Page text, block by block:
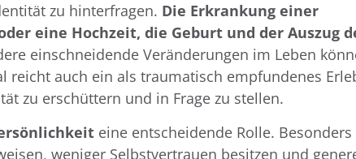
zu hinterfragen. Die Erkrankung einer
eine Hochzeit, die Geburt und der Auszug
einschneidende Veränderungen im Leben
reicht auch ein als traumatisch empfundenes
zu erschüttern und in Frage zu stellen.
eine entscheidende Rolle. Besonders
weniger Selbstvertrauen besitzen und